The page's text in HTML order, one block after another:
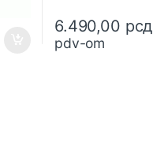
6.490,00 рсд
pdv-om